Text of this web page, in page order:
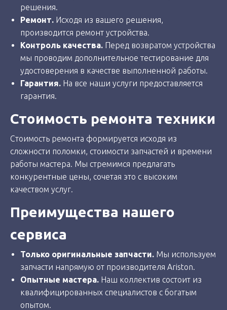
решения.
Ремонт. Исходя из вашего решения,
производится ремонт устройства.
Контроль качества. Перед возвратом устройства
мы проводим дополнительное тестирование для
удостоверения в качестве выполненной работы.
Гарантия. На все наши услуги предоставляется
гарантия.
Стоимость ремонта техники
Стоимость ремонта формируется исходя из
сложности поломки, стоимости запчастей и времени
работы мастера. Мы стремимся предлагать
конкурентные цены, сочетая это с высоким
качеством услуг.
Преимущества нашего
сервиса
Только оригинальные запчасти. Мы используем
запчасти напрямую от производителя Ariston.
Опытные мастера. Наш коллектив состоит из
квалифицированных специалистов с богатым
опытом.